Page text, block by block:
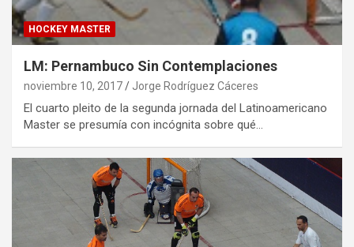
HOCKEY MASTER
LM: Pernambuco Sin Contemplaciones
noviembre 10, 2017 Jorge Rodríguez Cáceres
El cuarto pleito de la segunda jornada del Latinoamericano
Master se presumía con incógnita sobre qué…